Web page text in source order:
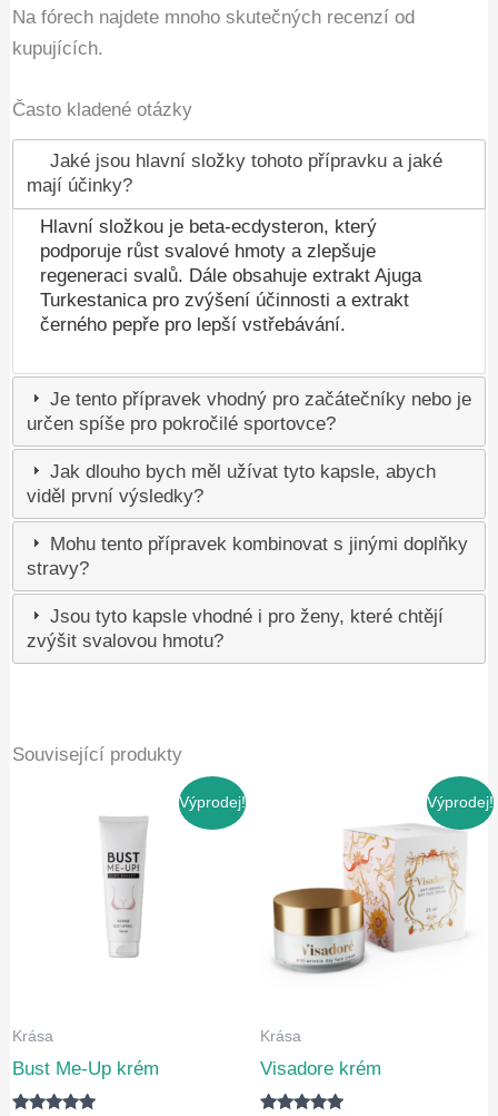
Na fórech najdete mnoho skutečných recenzí od
kupujících.
Často kladené otázky
Jaké jsou hlavní složky tohoto přípravku a jaké
mají účinky?
Hlavní složkou je beta-ecdysteron, který
podporuje růst svalové hmoty a zlepšuje
regeneraci svalů. Dále obsahuje extrakt Ajuga
Turkestanica pro zvýšení účinnosti a extrakt
černého pepře pro lepší vstřebávání.
Je tento přípravek vhodný pro začátečníky nebo je
určen spíše pro pokročilé sportovce?
Jak dlouho bych měl užívat tyto kapsle, abych
viděl první výsledky?
Mohu tento přípravek kombinovat s jinými doplňky
stravy?
Jsou tyto kapsle vhodné i pro ženy, které chtějí
zvýšit svalovou hmotu?
Související produkty
Výprodej!
Krása
Bust Me-Up krém
Výprodej!
Krása
Visadore krém